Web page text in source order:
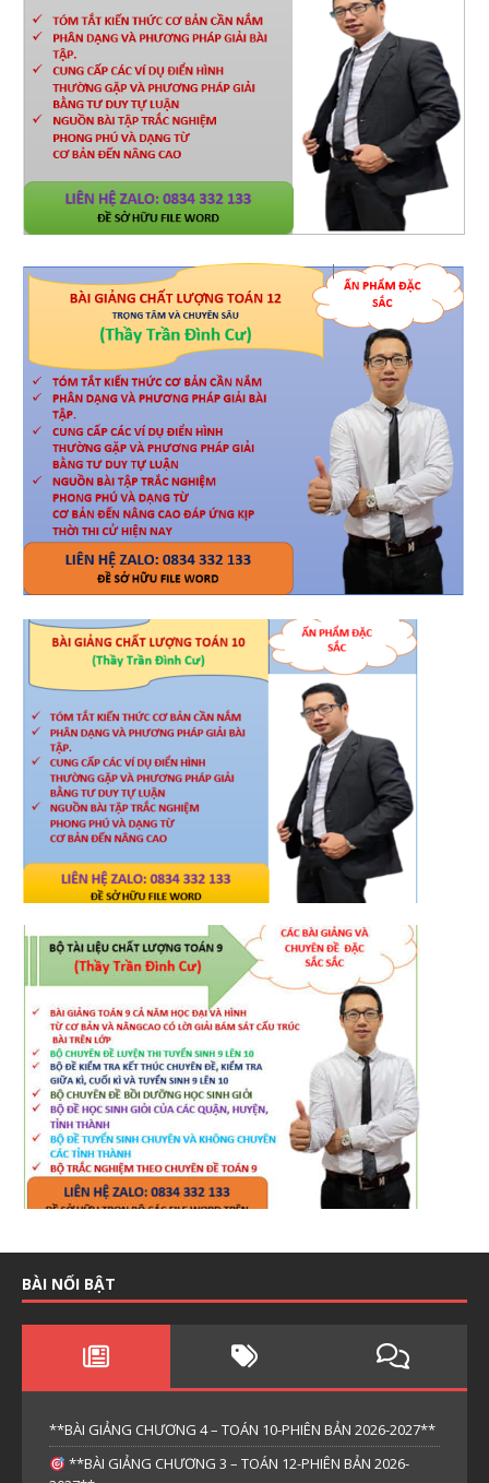
BÀI NỔI BẬT
**BÀI GIẢNG CHƯƠNG 4 – TOÁN 10-PHIÊN BẢN 2026-2027**
**BÀI GIẢNG CHƯƠNG 3 – TOÁN 12-PHIÊN BẢN 2026-